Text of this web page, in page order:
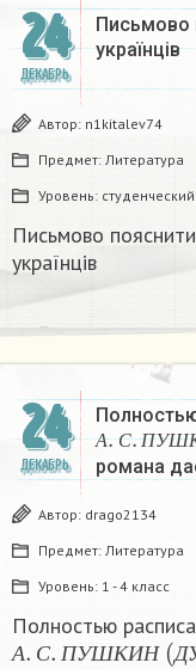
24
ДЕКАБРЬ
Письмово
українців
Автор: n1kitalev74
Предмет: Литература
Уровень: студенческий
Письмово
українців
24
ДЕКАБРЬ
А С П У Ш
А.С.ПУШ
романа
Автор: drago2134
Предмет: Литература
Уровень: 1 - 4 класс
Полностью
А С П УШКИН
А.С.ПУШКИН
Д
(Д